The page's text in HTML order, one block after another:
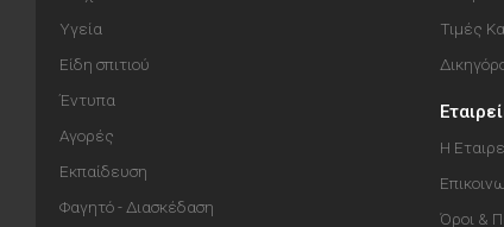
Υγεία
Είδη σπιτιού
Έντυπα
Αγορές
Εκπαίδευση
Φαγητό - Διασκέδαση
Τιμές
Η
Όροι &